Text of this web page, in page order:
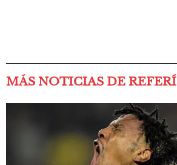
MÁS NOTICIAS DE REFERÍ